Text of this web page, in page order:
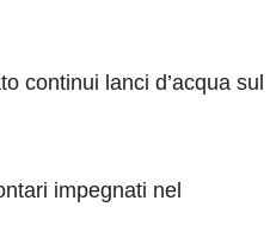
continui lanci d’acqua sul
impegnati nel